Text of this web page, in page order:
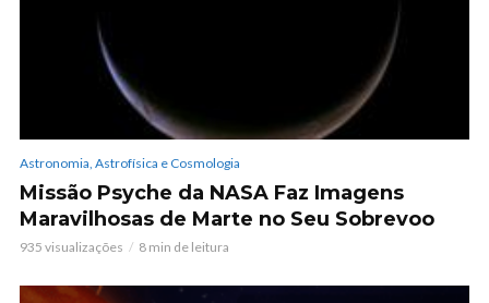
Astronomia, Astrofísica e Cosmologia
Missão Psyche da NASA Faz Imagens
Maravilhosas de Marte no Seu Sobrevoo
935 visualizações 8 min de leitura